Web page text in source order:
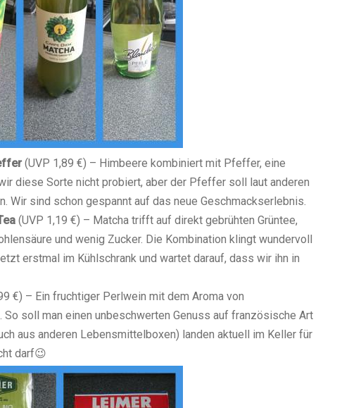
(UVP 1,89 €) – Himbeere kombiniert mit Pfeffer, eine
diese Sorte nicht probiert, aber der Pfeffer soll laut anderen
Wir sind schon gespannt auf das neue Geschmackserlebnis.
(UVP 1,19 €) – Matcha trifft auf direkt gebrühten Grüntee,
und wenig Zucker. Die Kombination klingt wundervoll
erstmal im Kühlschrank und wartet darauf, dass wir ihn in
€) – Ein fruchtiger Perlwein mit dem Aroma von
soll man einen unbeschwerten Genuss auf französische Art
aus anderen Lebensmittelboxen) landen aktuell im Keller für
darf😉